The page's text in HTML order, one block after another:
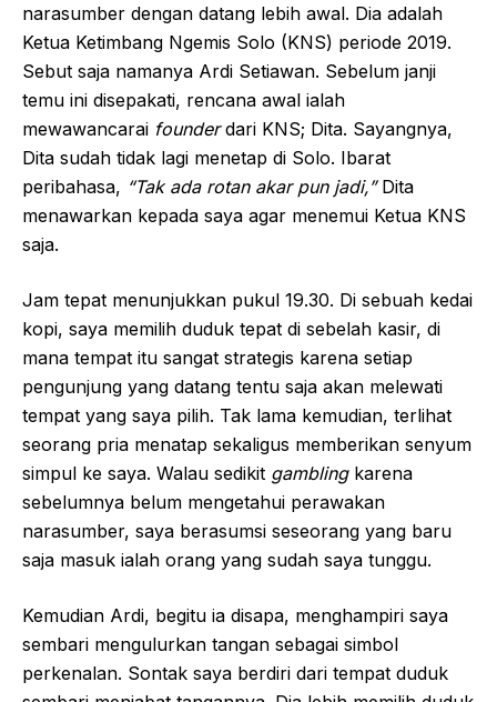
narasumber dengan datang lebih awal. Dia adalah
Ketua Ketimbang Ngemis Solo (KNS) periode 2019.
Sebut saja namanya Ardi Setiawan. Sebelum janji
temu ini disepakati, rencana awal ialah
mewawancarai founderdari KNS; Dita. Sayangnya,
Dita sudah tidak lagi menetap di Solo. Ibarat
peribahasa, “Tak ada rotan akar pun jadi,”Dita
menawarkan kepada saya agar menemui Ketua KNS
saja.
Jam tepat menunjukkan pukul 19.30. Di sebuah kedai
kopi, saya memilih duduk tepat di sebelah kasir, di
mana tempat itu sangat strategis karena setiap
pengunjung yang datang tentu saja akan melewati
tempat yang saya pilih. Tak lama kemudian, terlihat
seorang pria menatap sekaligus memberikan senyum
simpul ke saya. Walau sedikit gambling karena
sebelumnya belum mengetahui perawakan
narasumber, saya berasumsi seseorang yang baru
saja masuk ialah orang yang sudah saya tunggu.
Kemudian Ardi, begitu ia disapa, menghampiri saya
sembari mengulurkan tangan sebagai simbol
perkenalan. Sontak saya berdiri dari tempat duduk